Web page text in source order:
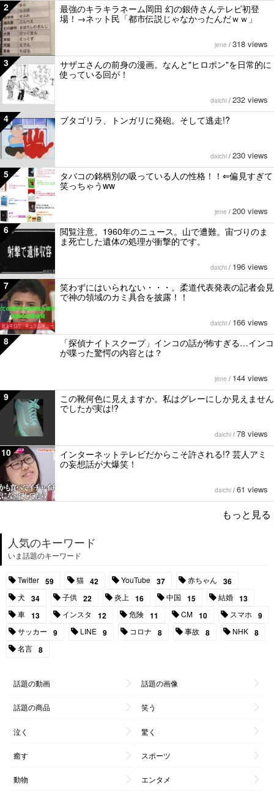
2
最強のキラキラネーム岡田 幻の銀侍さんテレビ初登
場！→ネット民「都市伝説じゃなかったんだｗｗ」
jene / 318 views
3
サザエさんの前身の漫画。なんと"ヒロポン"を日常的に
使っている回が！
daichi / 232 views
4 ブタゴリラ、トンガリに発砲。そして逃走!?
daichi / 230 views
5
タバコの銘柄別の吸っている人の性格！！⇐偏見すぎて
笑っちゃうww
jene / 200 views
6
閲覧注意。1960年のニュース。山で遭難。宙づりのま
ま死亡した遺体の処理が衝撃的です。
daichi / 196 views
7
笑わずにはいられない・・・。柔道代表発表の記者会見
で神の領域のカミ具合を披露！！
daichi / 166 views
8
「探偵ナイトスクープ」インコの話が怖すぎる…インコ
が喋った驚愕の内容とは？
jene / 144 views
9
この靴何色に見えますか。私はグレーにしか見えません
でしたが実は!?
daichi / 78 views
10
インターネットテレビだからこそ許される!? 芸人アミ
の妄想話が大爆笑！
daichi / 61 views
もっと見る
人気のキーワード
いま話題のキーワード
Twitter 59 猫 42 YouTube 37 赤ちゃん 36
犬 34 子供 22 炎上 16 中国 15 結婚 13
車 13 インスタ 12 危険 11 CM 10 スマホ 9
サッカー 9 LINE 9 コロナ 8 事故 8 NHK 8
名言 8
話題の動画 話題の画像
話題の商品 笑う
泣く 驚く
癒す スポーツ
動物 エンタメ